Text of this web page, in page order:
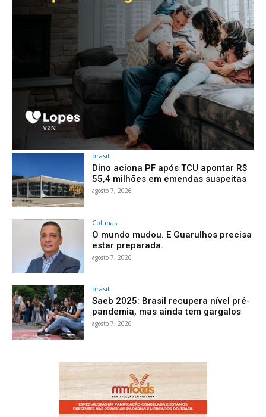
brasil
Dino aciona PF após TCU apontar R$
55,4 milhões em emendas suspeitas
agosto 7, 2026
Colunas
O mundo mudou. E Guarulhos precisa
estar preparada.
agosto 7, 2026
brasil
Saeb 2025: Brasil recupera nível pré-
pandemia, mas ainda tem gargalos
agosto 7, 2026